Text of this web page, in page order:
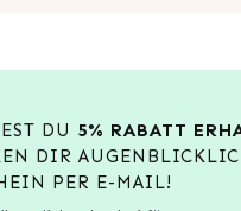
DU 5% RABATT
DIR
PER E-MAIL!